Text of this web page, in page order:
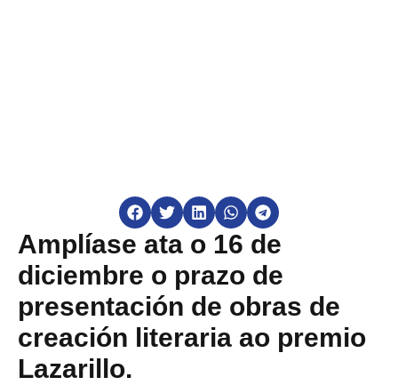
Amplíase ata o 16 de
diciembre o prazo de
presentación de obras de
creación literaria ao premio
Lazarillo.